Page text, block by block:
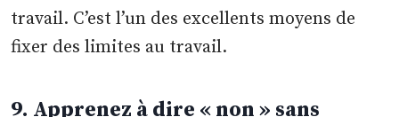
travail. C’est l’un des excellents moyens de
fixer des limites au travail.
9. Apprenez à dire « non » sans